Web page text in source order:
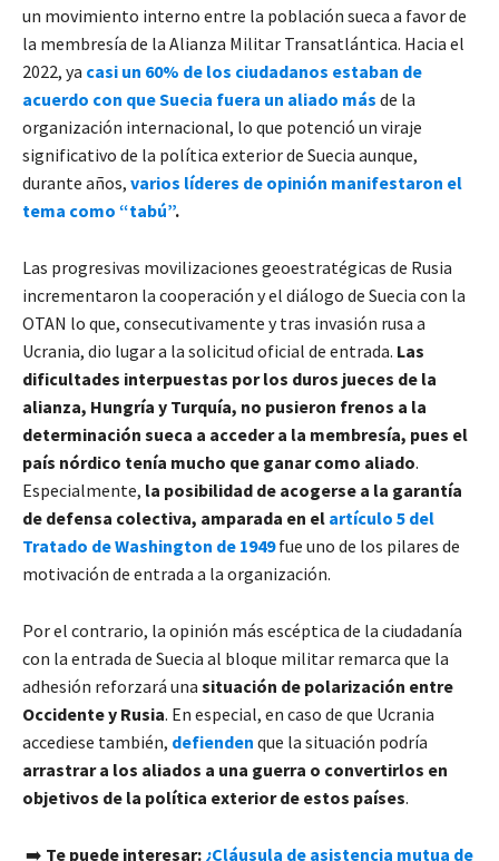
un movimiento interno entre la población sueca a favor de
la membresía de la Alianza Militar Transatlántica. Hacia el
2022, ya casi un 60% de los ciudadanos estaban de
acuerdo con que Suecia fuera un aliado más de la
organización internacional, lo que potenció un viraje
significativo de la política exterior de Suecia aunque,
durante años, varios líderes de opinión manifestaron el
tema como “tabú”.
Las progresivas movilizaciones geoestratégicas de Rusia
incrementaron la cooperación y el diálogo de Suecia con la
OTAN lo que, consecutivamente y tras invasión rusa a
Ucrania, dio lugar a la solicitud oficial de entrada. Las
dificultades interpuestas por los duros jueces de la
alianza, Hungría y Turquía, no pusieron frenos a la
determinación sueca a acceder a la membresía, pues el
país nórdico tenía mucho que ganar como aliado.
Especialmente, la posibilidad de acogerse a la garantía
de defensa colectiva, amparada en el artículo 5 del
Tratado de Washington de 1949 fue uno de los pilares de
motivación de entrada a la organización.
Por el contrario, la opinión más escéptica de la ciudadanía
con la entrada de Suecia al bloque militar remarca que la
adhesión reforzará una situación de polarización entre
Occidente y Rusia. En especial, en caso de que Ucrania
accediese también, defienden que la situación podría
arrastrar a los aliados a una guerra o convertirlos en
objetivos de la política exterior de estos países.
➡️ Te puede interesar: ¿Cláusula de asistencia mutua de